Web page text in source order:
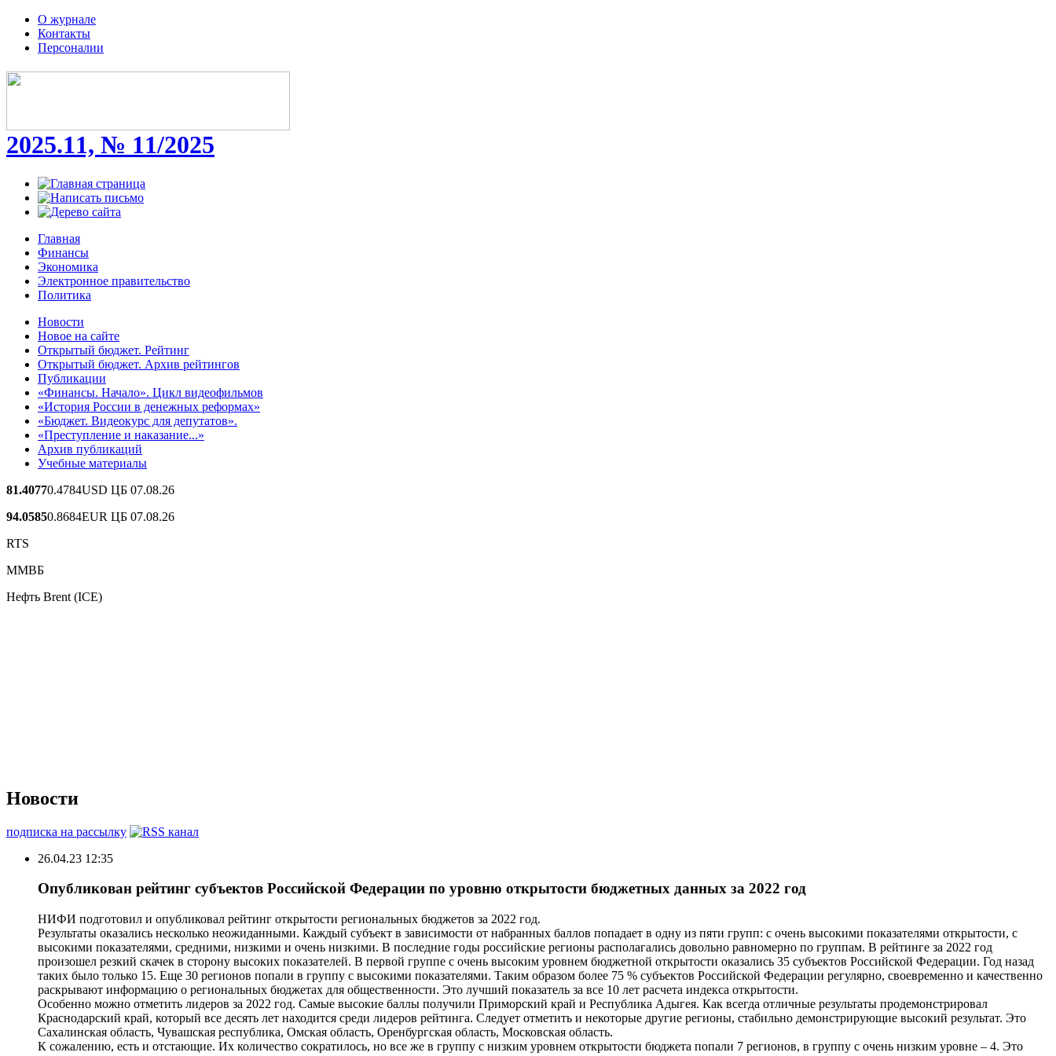
О журнале
Контакты
Персоналии
2025.11, № 11/2025
Главная
Финансы
Экономика
Электронное правительство
Политика
Новости
Новое на сайте
Открытый бюджет. Рейтинг
Открытый бюджет. Архив рейтингов
Публикации
«Финансы. Начало». Цикл видеофильмов
«История России в денежных реформах»
«Бюджет. Видеокурс для депутатов».
«Преступление и наказание...»
Архив публикаций
Учебные материалы
81.40770.4784USD ЦБ 07.08.26
94.05850.8684EUR ЦБ 07.08.26
RTS
ММВБ
Нефть Brent (ICE)
Новости
подписка на рассылку
26.04.23 12:35
Опубликован рейтинг субъектов Российской Федерации по уровню открытости бюджетных данных за 2022 год
НИФИ подготовил и опубликовал рейтинг открытости региональных бюджетов за 2022 год.
Результаты оказались несколько неожиданными. Каждый субъект в зависимости от набранных баллов попадает в одну из пяти групп: с очень высокими показателями открытости, с
высокими показателями, средними, низкими и очень низкими. В последние годы российские регионы располагались довольно равномерно по группам. В рейтинге за 2022 год
произошел резкий скачек в сторону высоких показателей. В первой группе с очень высоким уровнем бюджетной открытости оказались 35 субъектов Российской Федерации. Год назад
таких было только 15. Еще 30 регионов попали в группу с высокими показателями. Таким образом более 75 % субъектов Российской Федерации регулярно, своевременно и качественно
раскрывают информацию о региональных бюджетах для общественности. Это лучший показатель за все 10 лет расчета индекса открытости.
Особенно можно отметить лидеров за 2022 год. Самые высокие баллы получили Приморский край и Республика Адыгея. Как всегда отличные результаты продемонстрировал
Краснодарский край, который все десять лет находится среди лидеров рейтинга. Следует отметить и некоторые другие регионы, стабильно демонстрирующие высокий результат. Это
Сахалинская область, Чувашская республика, Омская область, Оренбургская область, Московская область.
К сожалению, есть и отстающие. Их количество сократилось, но все же в группу с низким уровнем открытости бюджета попали 7 регионов, в группу с очень низким уровне – 4. Это